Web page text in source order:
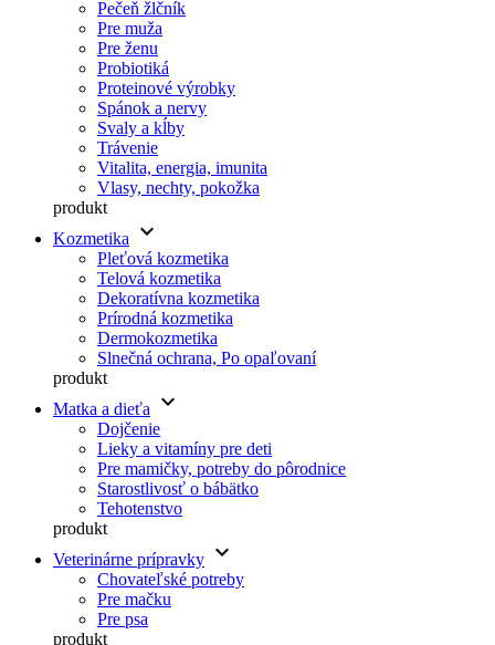
Pečeň žlčník
Pre muža
Pre ženu
Probiotiká
Proteinové výrobky
Spánok a nervy
Svaly a kĺby
Trávenie
Vitalita, energia, imunita
Vlasy, nechty, pokožka
produkt
Kozmetika
keyboard_arrow_down
Pleťová kozmetika
Telová kozmetika
Dekoratívna kozmetika
Prírodná kozmetika
Dermokozmetika
Slnečná ochrana, Po opaľovaní
produkt
Matka a dieťa
keyboard_arrow_down
Dojčenie
Lieky a vitamíny pre deti
Pre mamičky, potreby do pôrodnice
Starostlivosť o bábätko
Tehotenstvo
produkt
Veterinárne prípravky keyboard_arrow_down
Chovateľské potreby
Pre mačku
Pre psa
produkt